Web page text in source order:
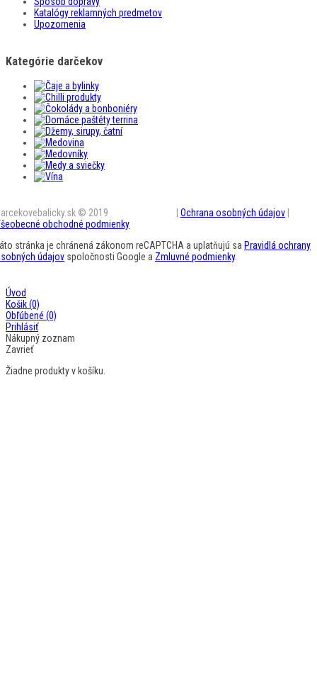
Katalógy reklamných predmetov
Upozornenia
Kategórie darčekov
© 2019 Ochrana osobných údajov
obchodné podmienky
stránka je chránená zákonom reCAPTCHA a uplatňujú sa Pravidlá ochrany
údajov spoločnosti Google a Zmluvné podmienky.
Úvod
Košik(0)
Obľúbené (0)
Prihlásiť
Nákupný zoznam
Zavrieť
Žiadne produkty v košíku.